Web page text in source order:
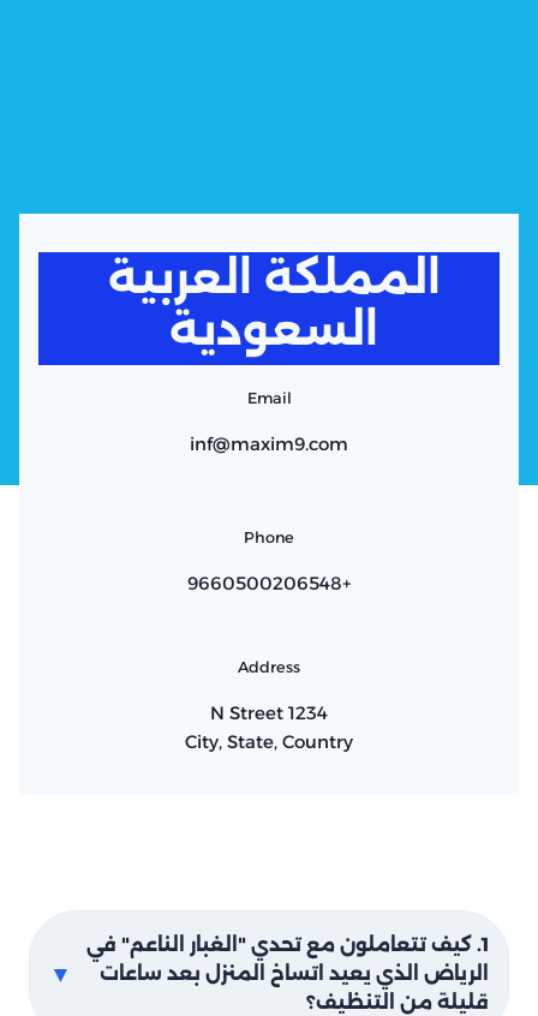
المملكة العربية
السعودية
Email
inf@maxim9.com
Phone
+9660500206548
Address
1234 N Street
City, State, Country
1. كيف تتعاملون مع تحدي "الغبار الناعم" في
الرياض الذي يعيد اتساخ المنزل بعد ساعات
قليلة من التنظيف؟
▼